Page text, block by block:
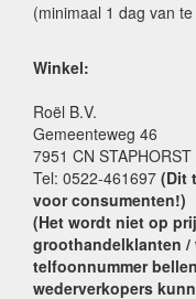
(minimaal 1 dag van
Winkel:
Roël B.V.
Gemeenteweg 46
7951 CN STAPHORST
Tel: 0522-461697 (Dit
voor consumenten!)
(Het wordt niet op
groothandelklanten /
telfoonnummer
wederverkopers